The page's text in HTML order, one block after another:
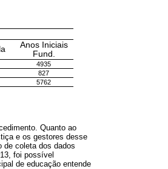
Anos Iniciais
Fund.
4935
827
5762
Quanto ao
e os gestores desse
de coleta dos dados
foi possível
de educação entende